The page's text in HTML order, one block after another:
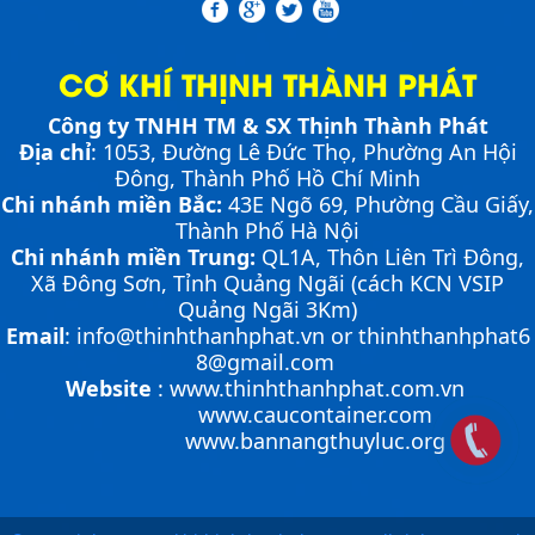
MINI DOCK LEVELLER
NHỮNG THIẾT BỊ CHUYÊN DỤNG TRONG
VẬN HÀNH KHO VẬN
PHƯƠNG PHÁP DI CHUYỂN CẦU XE NÂNG
CONTAINER
Cầu xe nâng là cầu nối tạo độ dốc để xe nâng có thể di
chuyển từ mặt đất lên container nhằm đóng và rút
hàng một cách nhanh chóng, an toàn, hiệu quả. Việc
di chuyển cầu dẫn lên container là một...
cách
PHƯƠNG PHÁP ĐÓNG HÀNG LÊN
CONTAINER
Chia sẻ bí quyết và phương pháp đóng hàng lên
container một cách hiệu quả nhất
ỨNG DỤNG CỦA BÀN NÂNG THỦY LỰC
Bơm thủy lực Dock leveler
Cầu container - Giải pháp nâng dỡ hàng
container an toàn, hiệu quả
Cầu xe nâng tên tiếng anh là gì? | Cầu xe nâng
THỊNH THÀNH PHÁT
Cầu xe nâng tên tiếng Anh là gì??? Đây là điều khiến
khá nhiều người thắc mắc. Vậy hãy cùng với THỊNH
THÀNH PHÁT giải đáp nhé!!!
ƯU ĐIỂM CỦA SÀN NÂNG THỦY LỰC NHỎ -
MINI DOCK LEVELLER
CƠ KHÍ THỊNH THÀNH PHÁT
Công ty TNHH TM & SX Thịnh Thành Phát
Địa chỉ: 1053, Đường Lê Đức Thọ, Phường An Hội
Đông, Thành Phố Hồ Chí Minh
Chi nhánh miền Bắc: 43E Ngõ 69, Phường Cầu Giấy,
Thành Phố Hà Nội
Chi nhánh miền Trung: QL1A, Thôn Liên Trì Đông,
Xã Đông Sơn, Tỉnh Quảng Ngãi (cách KCN VSIP
Quảng Ngãi 3Km)
Email: info@thinhthanhphat.vn or thinhthanhphat6
8@gmail.com
Website : www.thinhthanhphat.com.vn
www.caucontainer.com
www.bannangthuyluc.org